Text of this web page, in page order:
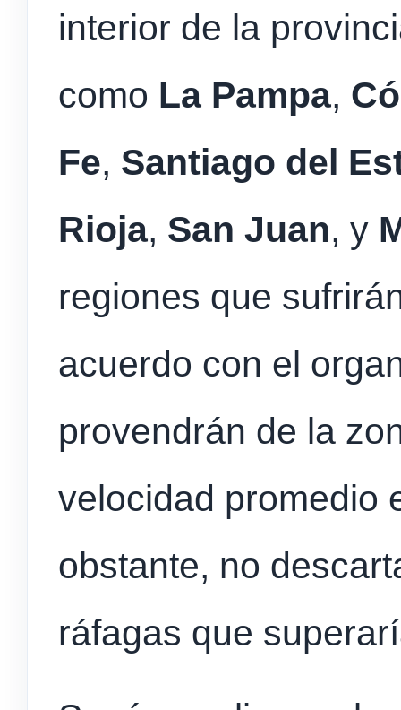
interior de la
como La Pampa,
Fe, Santiago del
Rioja, San Juan, y
regiones que
acuerdo con el
provendrán de la
velocidad promedio
obstante, no
ráfagas que